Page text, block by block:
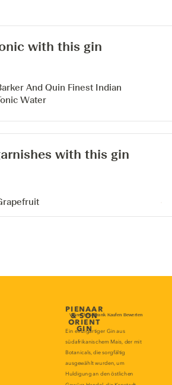
with this gin
And Quin Finest Indian
Water
with this gin